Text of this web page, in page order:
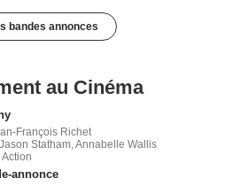
bandes annonces
au Cinéma
François Richet
Statham, Annabelle Wallis
Action
annonce